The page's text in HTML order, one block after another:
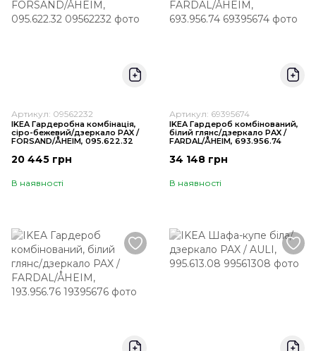
Артикул: 09562232
IKEA Гардеробна комбінація,
сіро-бежевий/дзеркало PAX /
FORSAND/ÅHEIM, 095.622.32
20 445 грн
В наявності
Артикул: 69395674
IKEA Гардероб комбінований,
білий глянс/дзеркало PAX /
FARDAL/ÅHEIM, 693.956.74
34 148 грн
В наявності